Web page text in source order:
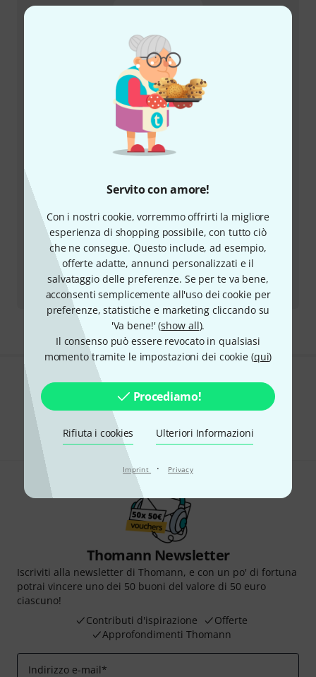
Servito con amore!
Con i nostri cookie, vorremmo offrirti la migliore
esperienza di shopping possibile, con tutto ciò
che ne consegue. Questo include, ad esempio,
offerte adatte, annunci personalizzati e il
salvataggio delle preferenze. Se per te va bene,
acconsenti semplicemente all'uso dei cookie per
preferenze, statistiche e marketing cliccando su
'Va bene!' (show all).
Il consenso può essere revocato in qualsiasi
momento tramite le impostazioni dei cookie (qui)
Procediamo!
Rifiuta i cookies Ulteriori Informazioni
Imprint · Privacy
+39-0636154709
Il nostro servizio clienti è a disposizione in caso di
domande o problemi dopo l'acquisto.
Prepara il tuo numero cliente
Orari di apertura (CEST - Ora legale
dell'Europa centrale)
Altre opzioni di contatto
Restituire un prodotto
Tutti i contatti
Ti piace ciò che vedi?
Condividi
Thomann Newsletter
Iscriviti alla newsletter di Thomann, e con un po' di fortuna
potrai vincere uno dei 50 buoni del valore di 50 euro
ciascuno!
Contributi d'ispirazione
Offerte
Approfondimenti Thomann
Indirizzo e-mail*